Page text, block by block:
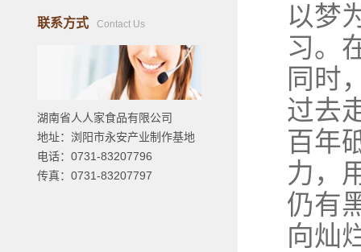
联系方式 Contact Us
湖南省人人家食品有限公司
地址：浏阳市永安产业制作基地
电话：0731-83207796
传真：0731-83207797
以梦
习。
同时
过去
百年
力，
仍有
向灿